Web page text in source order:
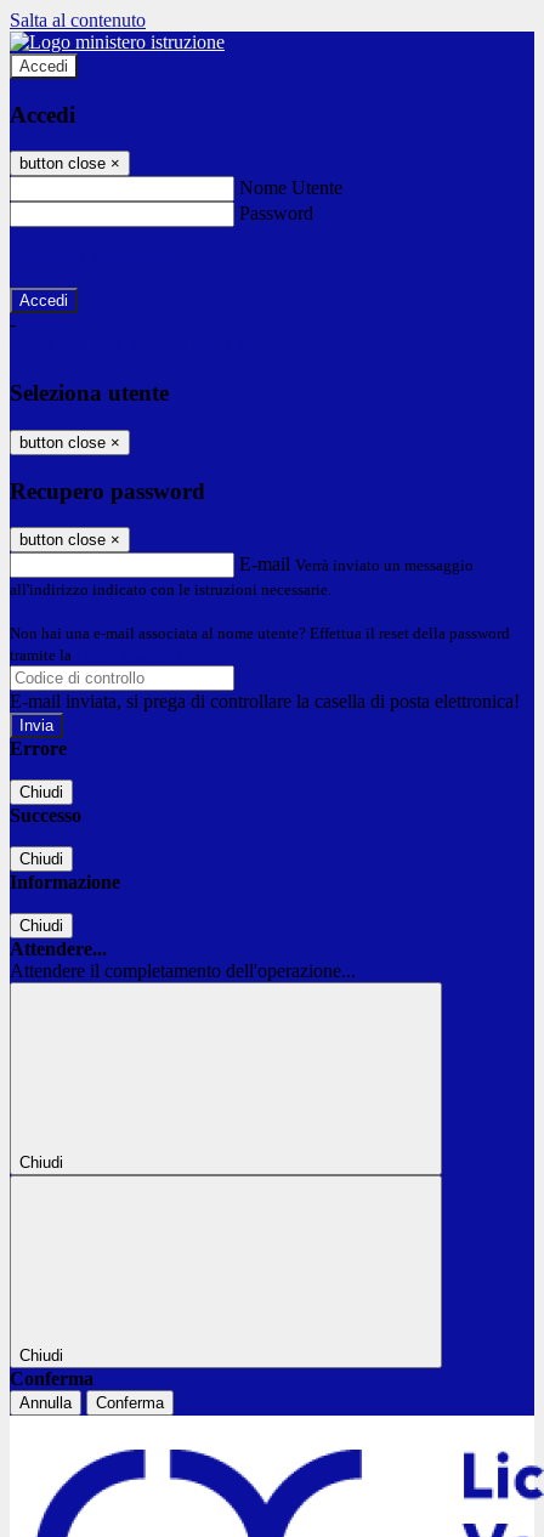
Salta al contenuto
Accedi
Accedi
button close ×
Nome Utente
Password
-
Seleziona utente
button close ×
Recupero password
button close ×
E-mail Verrà inviato un messaggio
all'indirizzo indicato con le istruzioni necessarie.
Non hai una e-mail associata al nome utente? Effettua il reset della password
tramite la
E-mail inviata, si prega di controllare la casella di posta elettronica!
Errore
Chiudi
Successo
Chiudi
Informazione
Chiudi
Attendere...
Attendere il completamento dell'operazione...
Chiudi
Chiudi
Conferma
Annulla Conferma